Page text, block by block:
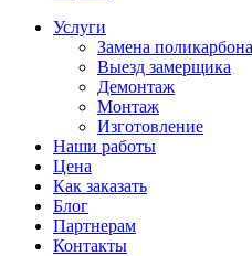
Услуги
Замена
Выезд замерщика
Демонтаж
Монтаж
Изготовление
Наши работы
Цена
Как заказать
Блог
Партнерам
Контакты